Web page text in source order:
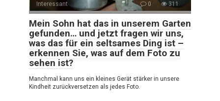
Interessant 0 311
Mein Sohn hat das in unserem Garten
gefunden… und jetzt fragen wir uns,
was das für ein seltsames Ding ist –
erkennen Sie, was auf dem Foto zu
sehen ist?
Manchmal kann uns ein kleines Gerät stärker in unsere
Kindheit zurückversetzen als jedes Foto.